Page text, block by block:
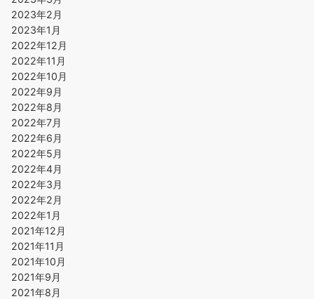
2023年2月
2023年1月
2022年12月
2022年11月
2022年10月
2022年9月
2022年8月
2022年7月
2022年6月
2022年5月
2022年4月
2022年3月
2022年2月
2022年1月
2021年12月
2021年11月
2021年10月
2021年9月
2021年8月